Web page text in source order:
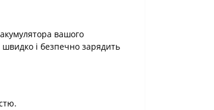
вашого
і безпечно зарядить